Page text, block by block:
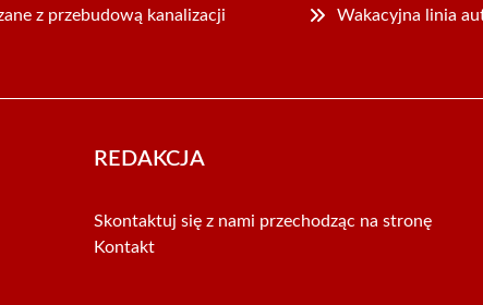
z przebudową kanalizacji
Wakacyjna linia
REDAKCJA
Skontaktuj się z nami przechodząc na stronę
Kontakt